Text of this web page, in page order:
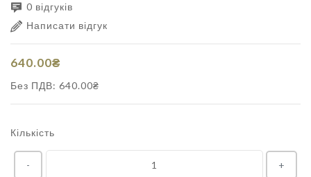
0 відгуків
Написати відгук
640.00₴
Без ПДВ: 640.00₴
Кількість
- +